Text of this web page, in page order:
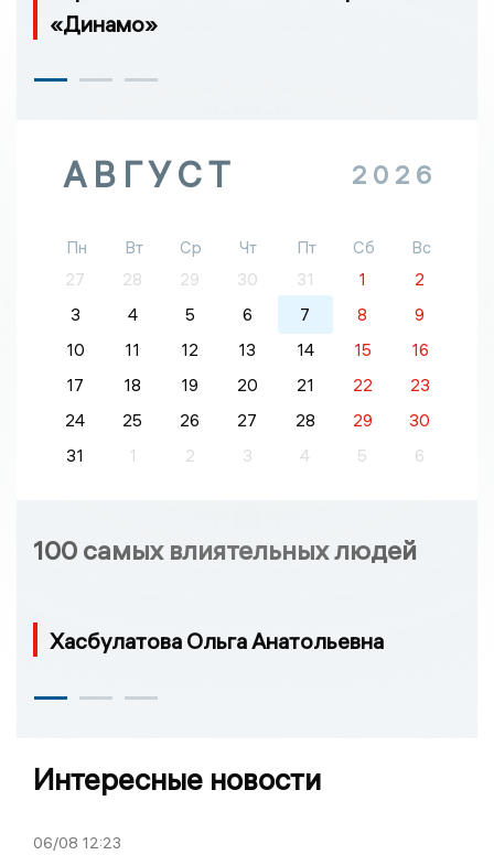
«Динамо»
АВГУСТ 2026
Пн Вт Ср Чт Пт Сб
Вс
27
28 29 30 31 1
2
3
4 5 6 7 8
9
10
11 12 13 14 15
16
17
18 19 20 21 22
23
24
25 26 27 28 29
30
31
1 2 3 4 5 6
100 самых влиятельных людей
Хасбулатова Ольга Анатольевна
Интересные новости
06/08 12:23